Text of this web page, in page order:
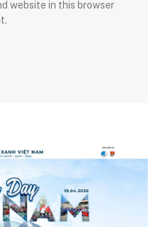
website in this browser